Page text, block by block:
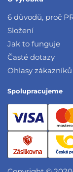
6 důvodů, proč
Složení
Jak to funguje
Časté dotazy
Ohlasy zákazníků
Spolupracujeme